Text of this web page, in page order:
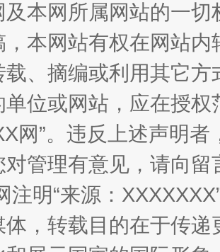
技园优化重塑工作
及本网所属网站的一
，本网站有权在网站
载、摘编或利用其它
单位或网站，应在授
网”。违反上述声明
对管理有意见，请向
注明“来源：
体，转载目的在于传